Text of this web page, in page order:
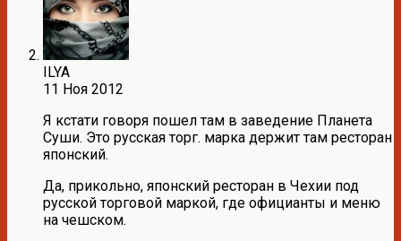
ILYA
11 Ноя 2012
Я кстати говоря пошел там в заведение Планета
Суши. Это русская торг. марка держит там ресторан
японский.
Да, прикольно, японский ресторан в Чехии под
русской торговой маркой, где официанты и меню
на чешском.